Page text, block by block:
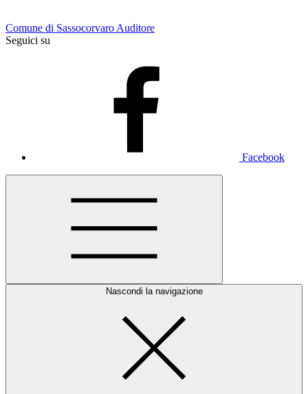
Comune di Sassocorvaro Auditore
Seguici su
Facebook
Nascondi la navigazione